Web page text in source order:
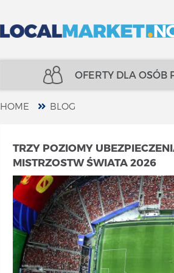
OFERTY DLA OSÓB
KREDYTY
UBEZPIECZENIA
FINANSE
SPECJALIŚCI
FINANSE
SPECJALIŚCI
TELECOM
USŁUGI
HOME BLOG
TRZY POZIOMY
MISTRZOSTW ŚWIATA 2026